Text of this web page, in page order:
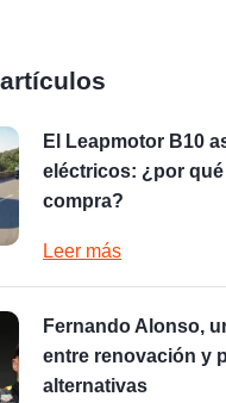
El Leapmotor B10
eléctricos: ¿por
compra?
Leer más
Fernando Alonso,
entre renovación y
alternativas